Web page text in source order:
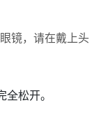
镜，请在戴上头
松开。